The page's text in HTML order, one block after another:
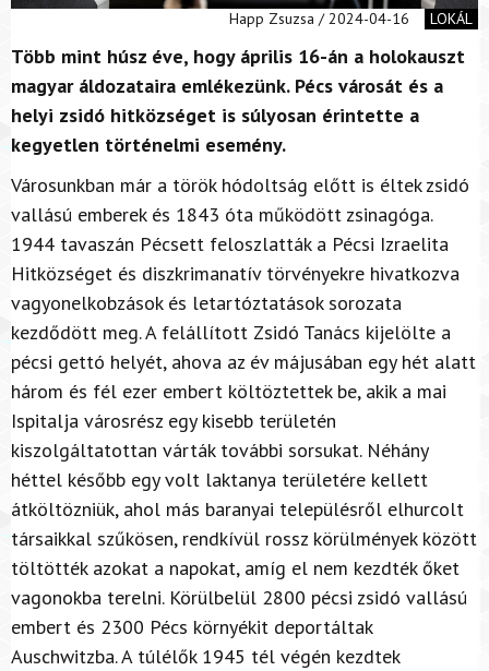
Happ Zsuzsa / 2024-04-16 LOKÁL
Több mint húsz éve, hogy április 16-án a holokauszt
magyar áldozataira emlékezünk. Pécs városát és a
helyi zsidó hitközséget is súlyosan érintette a
kegyetlen történelmi esemény.
Városunkban már a török hódoltság előtt is éltek zsidó
vallású emberek és 1843 óta működött zsinagóga.
1944 tavaszán Pécsett feloszlatták a Pécsi Izraelita
Hitközséget és diszkrimanatív törvényekre hivatkozva
vagyonelkobzások és letartóztatások sorozata
kezdődött meg. A felállított Zsidó Tanács kijelölte a
pécsi gettó helyét, ahova az év májusában egy hét alatt
három és fél ezer embert költöztettek be, akik a mai
Ispitalja városrész egy kisebb területén
kiszolgáltatottan várták további sorsukat. Néhány
héttel később egy volt laktanya területére kellett
átköltözniük, ahol más baranyai településről elhurcolt
társaikkal szűkösen, rendkívül rossz körülmények között
töltötték azokat a napokat, amíg el nem kezdték őket
vagonokba terelni. Körülbelül 2800 pécsi zsidó vallású
embert és 2300 Pécs környékit deportáltak
Auschwitzba. A túlélők 1945 tél végén kezdtek